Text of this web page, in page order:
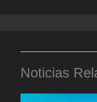
Noticias